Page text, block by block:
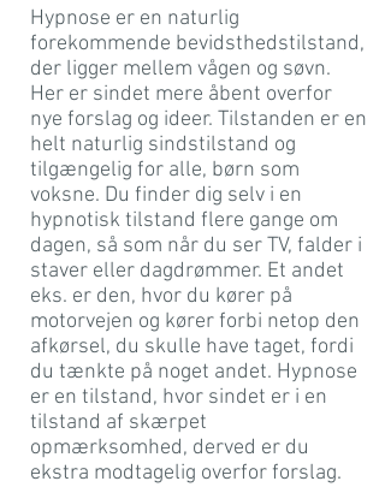
Hypnose er en naturlig
forekommende bevidsthedstilstand,
der ligger mellem vågen og søvn.
Her er sindet mere åbent overfor
nye forslag og ideer. Tilstanden er en
helt naturlig sindstilstand og
tilgængelig for alle, børn som
voksne. Du finder dig selv i en
hypnotisk tilstand flere gange om
dagen, så som når du ser TV, falder i
staver eller dagdrømmer. Et andet
eks. er den, hvor du kører på
motorvejen og kører forbi netop den
afkørsel, du skulle have taget, fordi
du tænkte på noget andet. Hypnose
er en tilstand, hvor sindet er i en
tilstand af skærpet
opmærksomhed, derved er du
ekstra modtagelig overfor forslag.